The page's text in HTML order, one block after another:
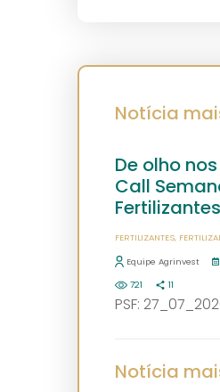
Notícia
De olho
Call
Fertilizantes
FERTILIZANTES
Equipe Agrinvest
721
11
PSF:
Notícia